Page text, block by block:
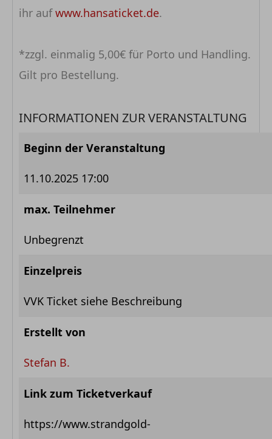
ihr aufwww.hansaticket.de.
*zzgl. einmalig 5,00€ für Porto und Handling.
Gilt pro Bestellung.
INFORMATIONEN ZUR VERANSTALTUNG
Beginn der Veranstaltung
11.10.2025 17:00
max. Teilnehmer
Unbegrenzt
Einzelpreis
VVK Ticket siehe Beschreibung
Erstellt von
Stefan B.
Link zum Ticketverkauf
https://www.strandgold-